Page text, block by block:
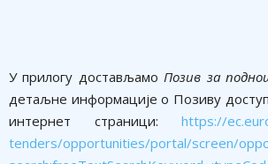
У прилогу достављамоПозив за
детаљне информације о Позиву
интернет страници: https://
tenders/opportunities/portal/screen/